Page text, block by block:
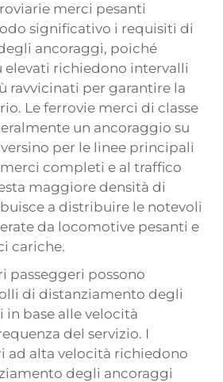
merci pesanti
significativo i requisiti di
ancoraggi, poiché
elevati richiedono intervalli
ravvicinati per garantire la
Le ferrovie merci di classe
un ancoraggio su
per le linee principali
completi e al traffico
maggiore densità di
a distribuire le notevoli
da locomotive pesanti e
cariche.
passeggeri possono
di distanziamento degli
in base alle velocità
del servizio. I
ad alta velocità richiedono
degli ancoraggi